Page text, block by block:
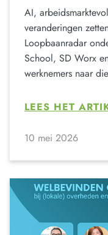
AI,
veranderingen
Loopbaanradar
School, SD Worx
werknemers naar
LEES HET
10 mei 2026